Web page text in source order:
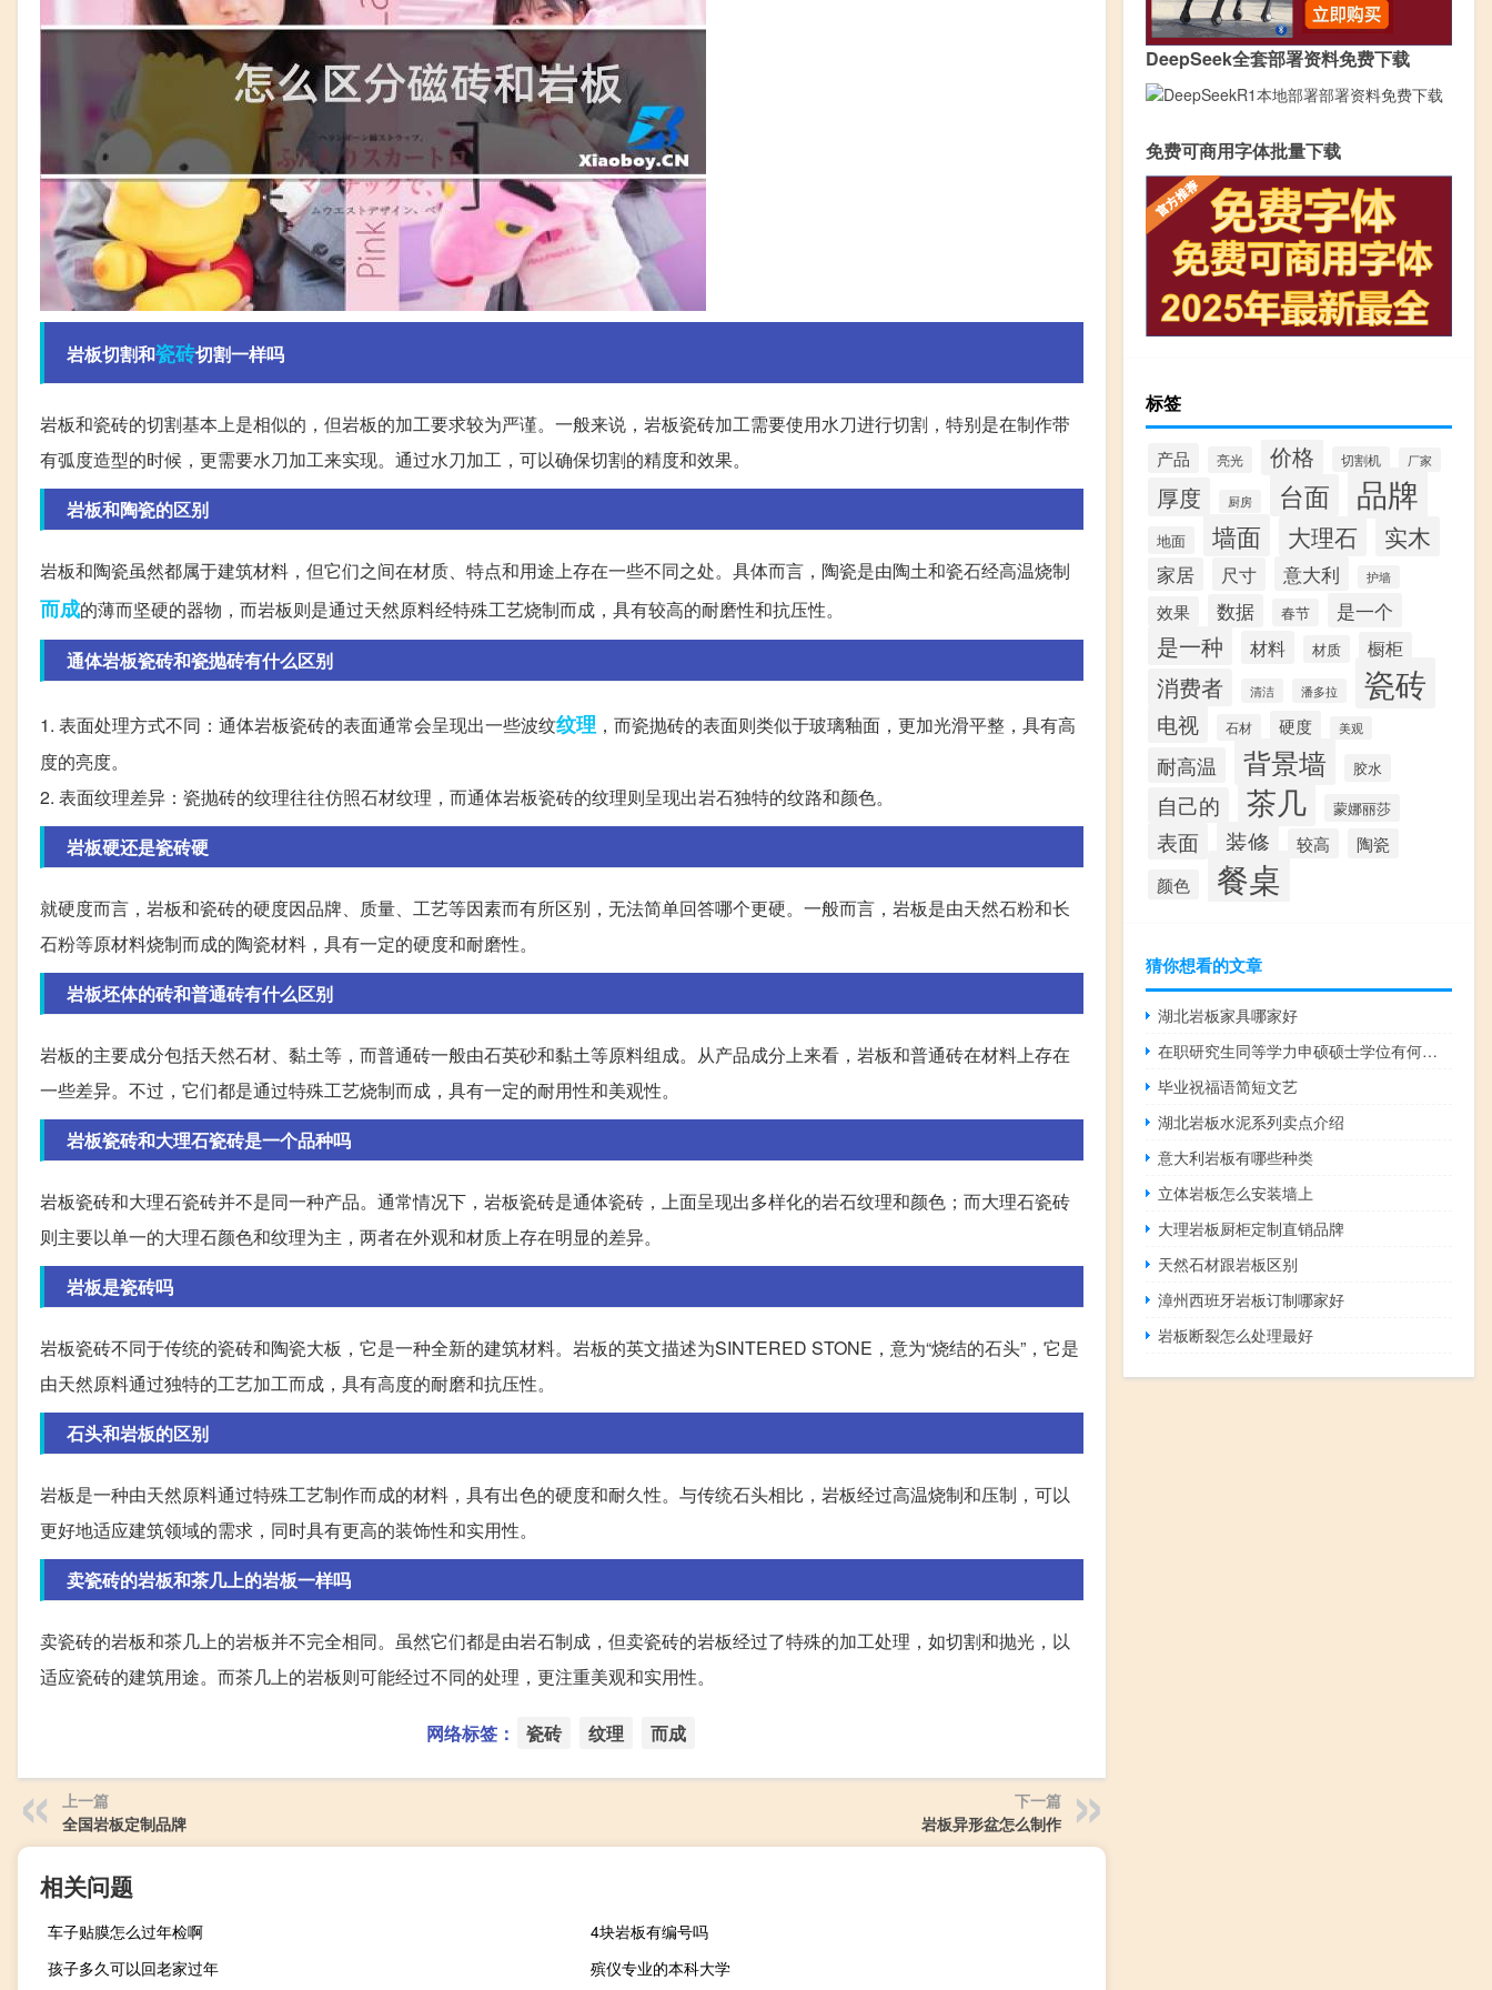
岩板切割和瓷砖切割一样吗
岩板和瓷砖的切割基本上是相似的，但岩板的加工要求较为严谨。一般来说，岩板瓷砖加工需要使用水刀进行切割，特别是在制作带
有弧度造型的时候，更需要水刀加工来实现。通过水刀加工，可以确保切割的精度和效果。
岩板和陶瓷的区别
岩板和陶瓷虽然都属于建筑材料，但它们之间在材质、特点和用途上存在一些不同之处。具体而言，陶瓷是由陶土和瓷石经高温烧制
而成的薄而坚硬的器物，而岩板则是通过天然原料经特殊工艺烧制而成，具有较高的耐磨性和抗压性。
通体岩板瓷砖和瓷抛砖有什么区别
1. 表面处理方式不同：通体岩板瓷砖的表面通常会呈现出一些波纹纹理 ，而瓷抛砖的表面则类似于玻璃釉面，更加光滑平整，具有高
度的亮度。
2. 表面纹理差异：瓷抛砖的纹理往往仿照石材纹理，而通体岩板瓷砖的纹理则呈现出岩石独特的纹路和颜色。
岩板硬还是瓷砖硬
就硬度而言，岩板和瓷砖的硬度因品牌、质量、工艺等因素而有所区别，无法简单回答哪个更硬。一般而言，岩板是由天然石粉和长
石粉等原材料烧制而成的陶瓷材料，具有一定的硬度和耐磨性。
岩板坯体的砖和普通砖有什么区别
岩板的主要成分包括天然石材、黏土等，而普通砖一般由石英砂和黏土等原料组成。从产品成分上来看，岩板和普通砖在材料上存在
一些差异。不过，它们都是通过特殊工艺烧制而成，具有一定的耐用性和美观性。
岩板瓷砖和大理石瓷砖是一个品种吗
岩板瓷砖和大理石瓷砖并不是同一种产品。通常情况下，岩板瓷砖是通体瓷砖，上面呈现出多样化的岩石纹理和颜色；而大理石瓷砖
则主要以单一的大理石颜色和纹理为主，两者在外观和材质上存在明显的差异。
岩板是瓷砖吗
岩板瓷砖不同于传统的瓷砖和陶瓷大板，它是一种全新的建筑材料。岩板的英文描述为SINTERED STONE，意为“烧结的石头”，它是
由天然原料通过独特的工艺加工而成，具有高度的耐磨和抗压性。
石头和岩板的区别
岩板是一种由天然原料通过特殊工艺制作而成的材料，具有出色的硬度和耐久性。与传统石头相比，岩板经过高温烧制和压制，可以
更好地适应建筑领域的需求，同时具有更高的装饰性和实用性。
卖瓷砖的岩板和茶几上的岩板一样吗
卖瓷砖的岩板和茶几上的岩板并不完全相同。虽然它们都是由岩石制成，但卖瓷砖的岩板经过了特殊的加工处理，如切割和抛光，以
适应瓷砖的建筑用途。而茶几上的岩板则可能经过不同的处理，更注重美观和实用性。
网络标签： 瓷砖 纹理 而成
上一篇
全国岩板定制品牌
下一篇
岩板异形盆怎么制作
相关问题
车子贴膜怎么过年检啊
4块岩板有编号吗
孩子多久可以回老家过年
殡仪专业的本科大学
DeepSeek全套部署资料免费下载
免费可商用字体批量下载
标签
产品 亮光 价格 切割机 厂家
厚度 厨房 台面 品牌
地面 墙面 大理石 实木
家居 尺寸 意大利 护墙
效果 数据 春节 是一个
是一种 材料 材质 橱柜
消费者 清洁 潘多拉 瓷砖
电视 石材 硬度 美观
耐高温 背景墙 胶水
自己的 茶几 蒙娜丽莎
表面 装修 较高
陶瓷
颜色
餐桌
猜你想看的文章
湖北岩板家具哪家好
在职研究生同等学力申硕硕士学位有何用处
毕业祝福语简短文艺
湖北岩板水泥系列卖点介绍
意大利岩板有哪些种类
立体岩板怎么安装墙上
大理岩板厨柜定制直销品牌
天然石材跟岩板区别
漳州西班牙岩板订制哪家好
岩板断裂怎么处理最好